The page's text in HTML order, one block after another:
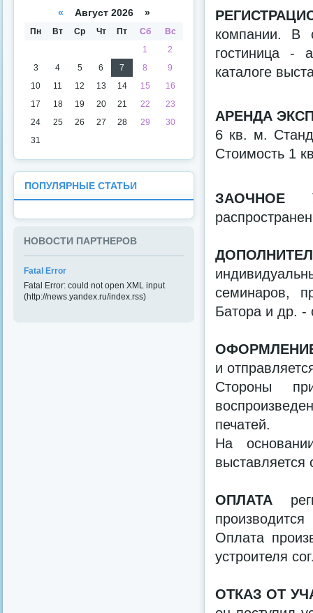
компании. В
гостиница -
каталоге
АРЕНДА
6 кв. м.
Стоимость 1
ЗАОЧНОЕ
семинаров,
Батора и др. -
и
Стороны
печатей.
На
выставляется
ОПЛАТА
Оплата
устроителя
ОТКАЗ ОТ
« Август 2026 »
Пн Вт Ср Чт Пт Сб
Вс
1
2
3
4 5 6 7 8
9
10
11 12 13 14 15
16
17
18 19 20 21 22
23
24
25 26 27 28 29
30
31
ПОПУЛЯРНЫЕ СТАТЬИ
НОВОСТИ ПАРТНЕРОВ
Fatal Error
Fatal Error: could not open XML input
(http://news.yandex.ru/index.rss)